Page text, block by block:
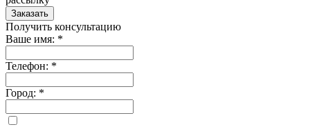
Заказать
Получить консультацию
Ваше имя: *
Телефон: *
Город: *